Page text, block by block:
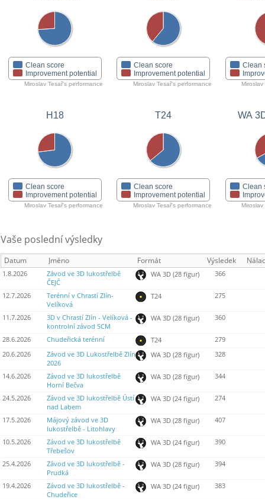
Clean score
Improvement potential
Miroslav Tesař's performance
Clean score
Improvement potential
Miroslav Tesař's performance
Clean
H18
Clean score
Improvement potential
Miroslav Tesař's performance
T24
Clean score
Improvement potential
Miroslav Tesař's performance
WA
Clean
Vaše poslední výsledky
Datum Jméno Formát Výsledek
1.8.2026
Závod ve 3D lukostřelbě
ČEJČ
WA 3D (28 figur) 366
12.7.2026
Terénní v Chrastí Zlín-
Velíková
T24 275
11.7.2026
3D v Chrastí Zlín - Velíková -
kontrolní závod SCM
WA 3D (28 figur) 360
28.6.2026 Chudeřická terénní T24
279
20.6.2026
Závod ve 3D Lukostřelbě Zlín
2026
WA 3D (28 figur) 328
14.6.2026
Závod ve 3D lukostřelbě
Horní Bečva
WA 3D (28 figur) 344
24.5.2026
Závod ve 3D lukostřelbě Ústí
nad Labem
WA 3D (24 figur) 274
17.5.2026
Májový závod ve 3D
lukostřelbě - Litohlavy
WA 3D (28 figur) 407
10.5.2026
Závod ve 3D lukostřelbě
Třebešov
WA 3D (24 figur) 390
25.4.2026
Závod ve 3D lukostřelbě -
Prudká
WA 3D (28 figur) 394
19.4.2026
Závod ve 3D lukostřelbě -
Chudeřice
WA 3D (24 figur) 383